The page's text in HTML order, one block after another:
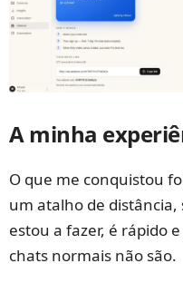
A minha
O que me conquistou
um atalho de
estou a fazer, é rápido
chats normais não são.